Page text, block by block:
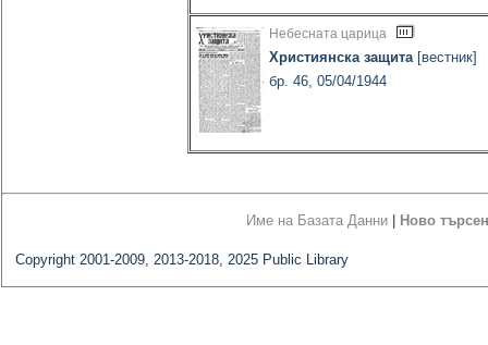
Небесната царица
Християнска защита[вестник]
бр. 46, 05/04/1944
Име на Базата Данни Ново
Copyright 2001-2009, 2013-2018, 2025 Public Library